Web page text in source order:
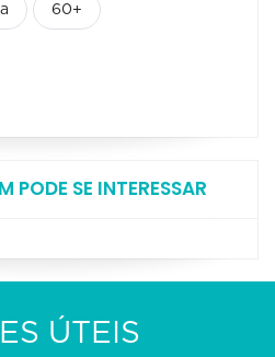
60+
PODE SE INTERESSAR
ÚTEIS